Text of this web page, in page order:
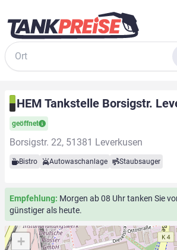
Suche
HEM Tankstelle Borsigstr.
geöffnet
Borsigstr. 22, 51381 Leverkusen
Bistro Autowaschanlage Staubsauger
Empfehlung: Morgen ab 08 Uhr tanken Sie
günstiger als heute.
+